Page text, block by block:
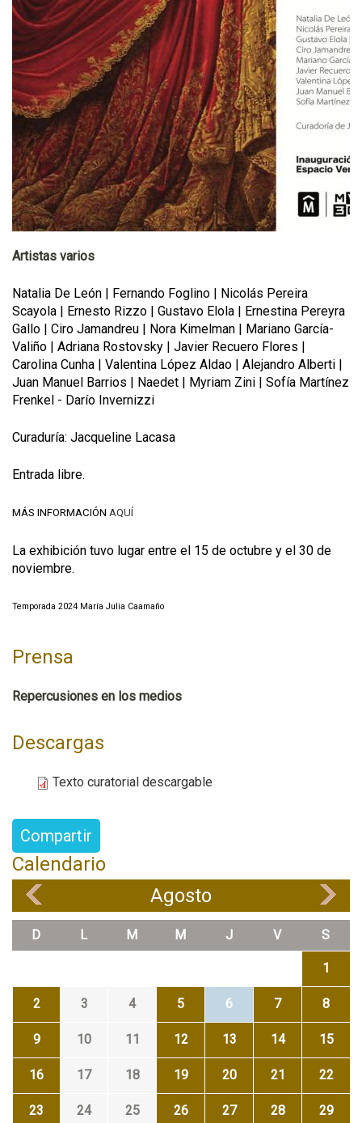
Artistas varios
Natalia De León | Fernando Foglino | Nicolás Pereira
Scayola | Ernesto Rizzo | Gustavo Elola | Ernestina Pereyra
Gallo | Ciro Jamandreu | Nora Kimelman | Mariano García-
Valiño | Adriana Rostovsky | Javier Recuero Flores |
Carolina Cunha | Valentina López Aldao | Alejandro Alberti |
Juan Manuel Barrios | Naedet | Myriam Zini | Sofía Martínez
Frenkel - Darío Invernizzi
Curaduría: Jacqueline Lacasa
Entrada libre.
MÁS INFORMACIÓN AQUÍ
La exhibición tuvo lugar entre el 15 de octubre y el 30 de
noviembre.
Temporada 2024 María Julia Caamaño
Prensa
Repercusiones en los medios
Descargas
Texto curatorial descargable
Compartir
Calendario
Agosto
D L M M J V S
1
2 3 4 5 6 7 8
9 10 11 12 13 14 15
16 17 18 19 20 21 22
23 24 25 26 27 28 29